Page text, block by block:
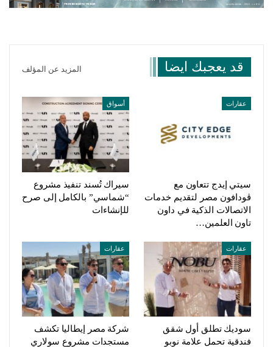
قد يعجبك ايضا المزيد عن المؤلف
عقارات
سيتي إيدج تتعاون مع
ڤودافون مصر لتقديم خدمات
الاتصالات الذكية في داون
تاون العلمين…
أسواق
سيراك تُسند تنفيذ مشروع
“شماسي” بالكامل إلى صرح
للإنشاءات
عقارات
سوديك تطلق أول شقق
فندقية تحمل علامة نوبو
عقارات
شركة مصر إيطاليا تكشف
مستجدات مشروع سولاري